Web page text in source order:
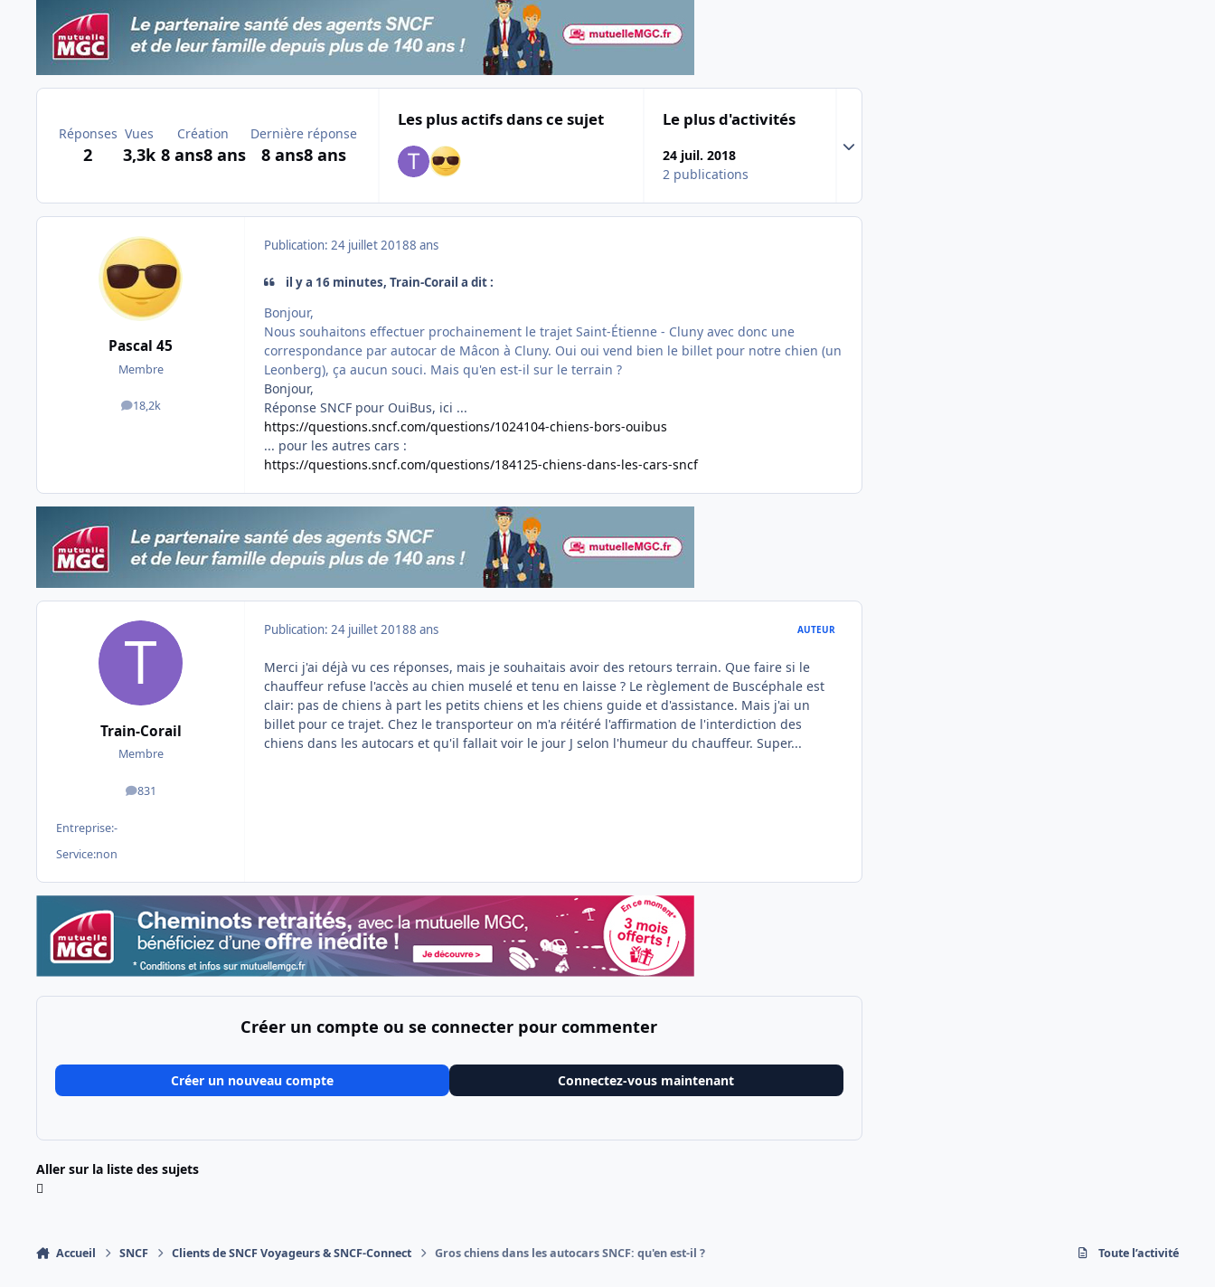
Réponses
2
Vues
3,3k
Création
8 ans8 ans
Dernière réponse
8 ans8 ans
Les plus actifs dans ce sujet Le plus d'activités
24 juil. 2018
2 publications
Expand topic overview
Pascal 45
Membre
18,2k
messages
Publication: 24 juillet 20188 ans
il y a 16 minutes, Train-Corail a dit :
Bonjour,
Nous souhaitons effectuer prochainement le trajet Saint-Étienne - Cluny avec donc une
correspondance par autocar de Mâcon à Cluny. Oui oui vend bien le billet pour notre chien (un
Leonberg), ça aucun souci. Mais qu'en est-il sur le terrain ?
Bonjour,
Réponse SNCF pour OuiBus, ici ...
https://questions.sncf.com/questions/1024104-chiens-bors-ouibus
... pour les autres cars :
https://questions.sncf.com/questions/184125-chiens-dans-les-cars-sncf
Train-Corail
Membre
831
messages
Entreprise:-
Service:non
Publication: 24 juillet 20188 ans AUTEUR
Merci j'ai déjà vu ces réponses, mais je souhaitais avoir des retours terrain. Que faire si le
chauffeur refuse l'accès au chien muselé et tenu en laisse ? Le règlement de Buscéphale est
clair: pas de chiens à part les petits chiens et les chiens guide et d'assistance. Mais j'ai un
billet pour ce trajet. Chez le transporteur on m'a réitéré l'affirmation de l'interdiction des
chiens dans les autocars et qu'il fallait voir le jour J selon l'humeur du chauffeur. Super...
Créer un compte ou se connecter pour commenter
Créer un nouveau compte Connectez-vous maintenant
Aller sur la liste des sujets
Accueil SNCF Clients de SNCF Voyageurs & SNCF-Connect Gros chiens dans les autocars SNCF: qu'en est-il ? Toute l’activité